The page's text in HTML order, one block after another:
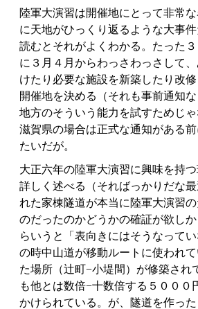
陸軍大演習は開催地にとって非常
に天地がひっくり返るような大事
読むとそれがよくわかる。たった
に３月４月からわっさわっさして
けたり必要な施設を新築したり改
開催地を決める（それも事前通知
地方のそういう能力を試すためじゃ
滋賀県の場合は正式な通知がある
たいだが。
大正六年の陸軍大演習に興味を持
詳しく述べる（そればっかりだな
れた家棟隧道が本当に陸軍大演習
のだったのかどうかの確証が欲し
らいうと「表向きにはそうなって
の時中山道が移動ルートに使われ
た場所（辻町−小堤間）が修築され
も他とは数倍−十数倍する５０００
かけられている。が、隧道を作っ